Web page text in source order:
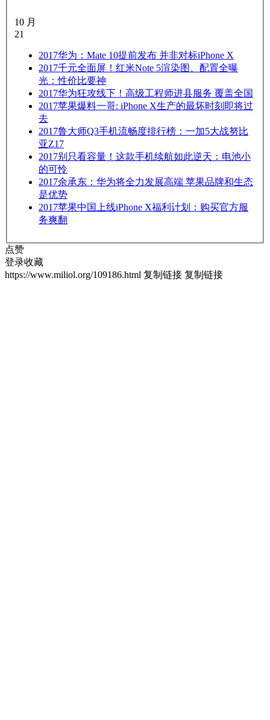
10 月
21
2017华为：Mate 10提前发布 并非对标iPhone X
2017千元全面屏！红米Note 5渲染图、配置全曝
光：性价比要神
2017华为狂攻线下！高级工程师进县服务 覆盖全国
2017苹果爆料一哥: iPhone X生产的最坏时刻即将过
去
2017鲁大师Q3手机流畅度排行榜：一加5大战努比
亚Z17
2017别只看容量！这款手机续航如此逆天：电池小
的可怜
2017余承东：华为将全力发展高端 苹果品牌和生态
是优势
2017苹果中国上线iPhone X福利计划：购买官方服
务爽翻
点赞
登录收藏
https://www.miliol.org/109186.html 复制链接 复制链接